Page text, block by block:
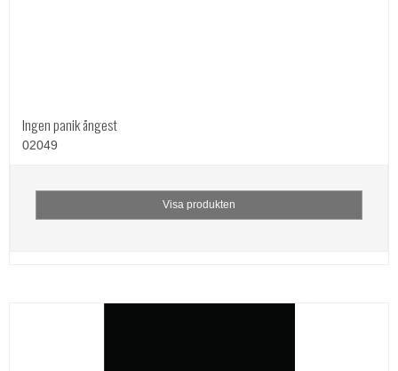
Ingen panik ångest
02049
Visa produkten